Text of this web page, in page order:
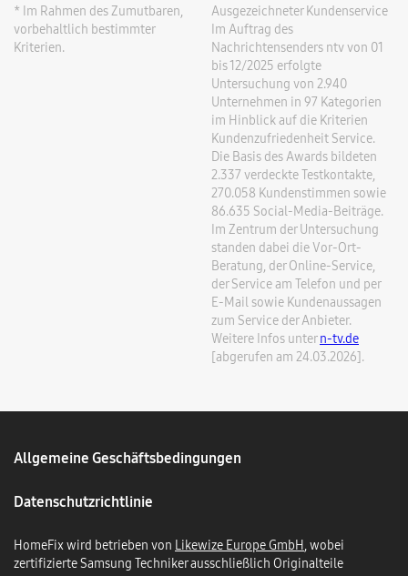
* Im Rahmen des Zumutbaren,
vorbehaltlich bestimmter
Kriterien.
Ausgezeichneter Kundenservice
Im Auftrag des
Nachrichtensenders ntv von 01
bis 12/2025 erfolgte
Untersuchung von 2.940
Unternehmen in 97 Kategorien
im Hinblick auf die Kriterien
Kundenzufriedenheit Service.
Die Basis des Awards bildeten
2.337 verdeckte Testkontakte,
270.058 Kundenstimmen sowie
86.635 Social-Media-Beiträge.
Im Zentrum der Untersuchung
standen dabei die Vor-Ort-
Beratung, der Online-Service,
der Service am Telefon und per
E-Mail sowie Kundenaussagen
zum Service der Anbieter.
Weitere Infos untern-tv.de
[abgerufen am 24.03.2026].
Allgemeine Geschäftsbedingungen
Datenschutzrichtlinie
HomeFix wird betrieben von Likewize Europe GmbH, wobei
zertifizierte Samsung Techniker ausschließlich Originalteile